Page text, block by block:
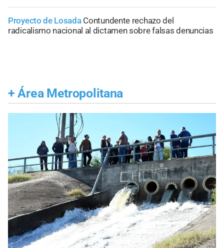
Proyecto de Losada Contundente rechazo del
radicalismo nacional al dictamen sobre falsas denuncias
+ Área Metropolitana